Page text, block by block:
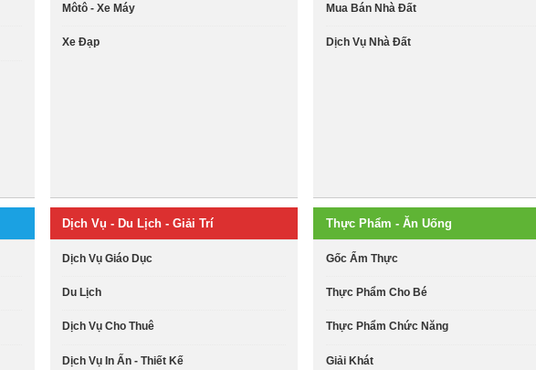
Môtô - Xe Máy
Xe Đạp
Mua Bán Nhà Đất
Dịch Vụ Nhà Đất
Dịch Vụ - Du Lịch - Giải Trí
Dịch Vụ Giáo Dục
Du Lịch
Dịch Vụ Cho Thuê
Dịch Vụ In Ấn - Thiết Kế
Thực Phẩm - Ăn Uống
Gốc Ẩm Thực
Thực Phẩm Cho Bé
Thực Phẩm Chức Năng
Giải Khát